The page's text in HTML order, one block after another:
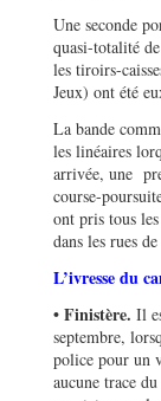
Une seconde
quasi-totalité
les tiroirs-
Jeux) ont été
La bande
les linéaires
arrivée, une
course-
ont pris tous
dans les rues
L’ivresse du
• Finistère. Il
septembre,
police pour un
aucune trace